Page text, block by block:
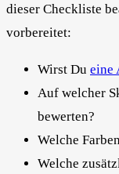
dieser Checkliste
vorbereitet:
Wirst Du eine
Auf welcher
bewerten?
Welche
Welche